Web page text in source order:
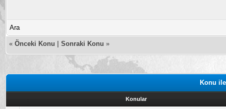
Ara
« Önceki Konu Sonraki Konu »
Konu
Konular